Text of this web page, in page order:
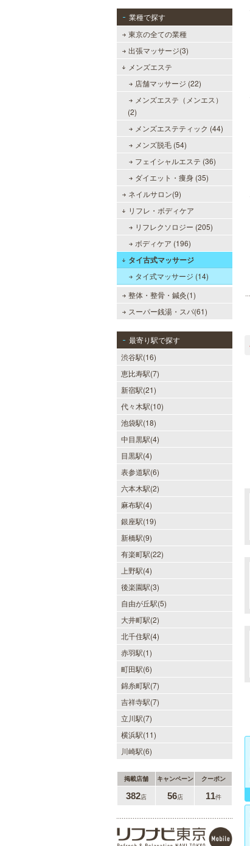
業種で探す
東京の全ての業種
出張マッサージ(3)
メンズエステ
店舗マッサージ (22)
メンズエステ（メンエス）
(2)
メンズエステティック (44)
メンズ脱毛 (54)
フェイシャルエステ (36)
ダイエット・痩身 (35)
ネイルサロン(9)
リフレ・ボディケア
リフレクソロジー (205)
ボディケア (196)
タイ古式マッサージ
タイ式マッサージ (14)
整体・整骨・鍼灸(1)
スーパー銭湯・スパ(61)
最寄り駅で探す
渋谷駅(16)
恵比寿駅(7)
新宿駅(21)
代々木駅(10)
池袋駅(18)
中目黒駅(4)
目黒駅(4)
表参道駅(6)
六本木駅(2)
麻布駅(4)
銀座駅(19)
新橋駅(9)
有楽町駅(22)
上野駅(4)
後楽園駅(3)
自由が丘駅(5)
大井町駅(2)
北千住駅(4)
赤羽駅(1)
町田駅(6)
錦糸町駅(7)
吉祥寺駅(7)
立川駅(7)
横浜駅(11)
川崎駅(6)
掲載店舗 キャンペーン クーポン
382店 56店 11件